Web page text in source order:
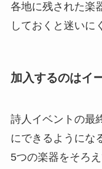
各地に残された楽
しておくと迷いに
加入するのはイ
詩人イベントの最
にできるようにな
5つの楽器をそろ